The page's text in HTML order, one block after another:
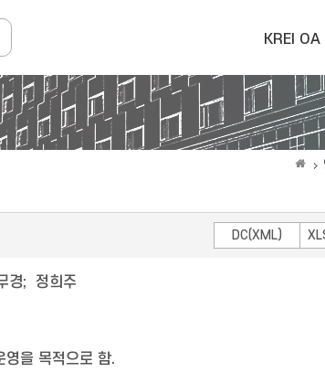
KREI OA
DC(XML)
경; 정희주
영을 목적으로 함.